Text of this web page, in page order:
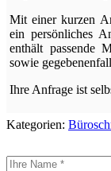
Mit einer kurzen
ein persönliches
enthält passende
sowie
Ihre Anfrage ist
Kategorien: